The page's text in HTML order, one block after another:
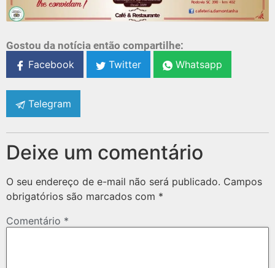
Gostou da notícia então compartilhe:
Facebook
Twitter Whatsapp
Telegram
Deixe um comentário
O seu endereço de e-mail não será publicado. Campos
obrigatórios são marcados com *
Comentário *